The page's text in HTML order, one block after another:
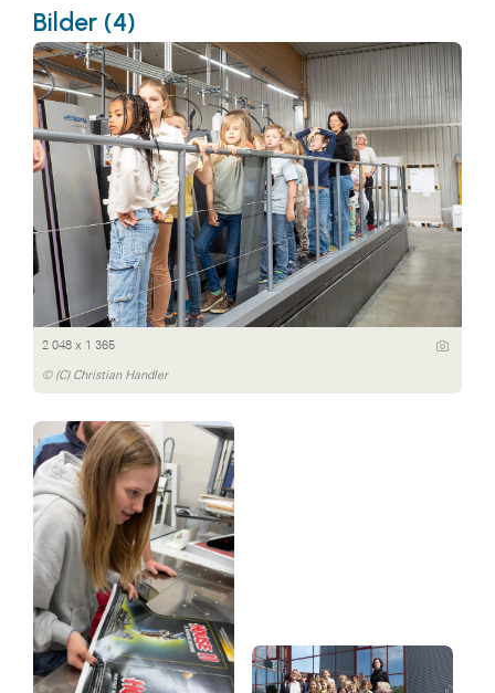
Bilder (4)
2 048 x 1 365
© (C) Christian Handler